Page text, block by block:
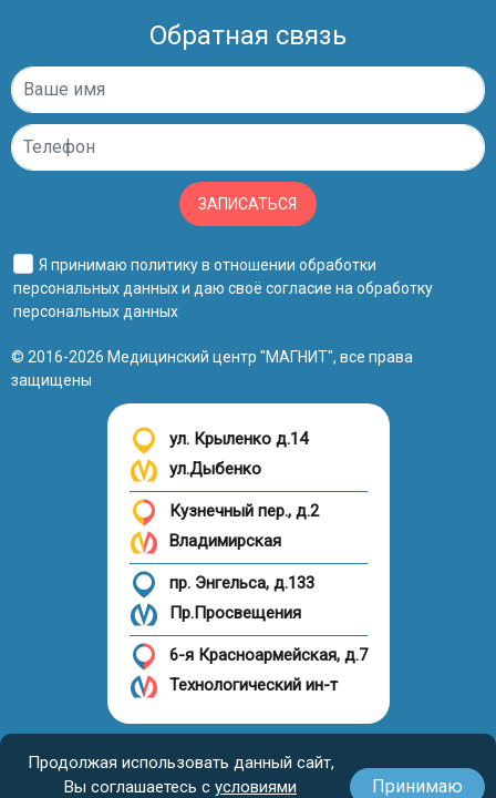
Продолжая использовать данный сайт,
Вы соглашаетесь с условиями Принимаю
Обратная связь
ЗАПИСАТЬСЯ
Я принимаю политику в отношении обработки
персональных данныхи даю своё согласие на обработку
персональных данных
© 2016-2026 Медицинский центр "МАГНИТ", все права
защищены
ул. Крыленко д.14
ул.Дыбенко
Кузнечный пер., д.2
Владимирская
пр. Энгельса, д.133
Пр.Просвещения
6-я Красноармейская, д.7
Технологический ин-т
Налоговый вычет